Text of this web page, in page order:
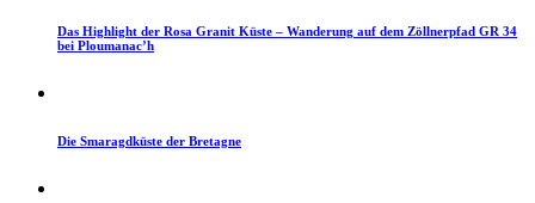
Das Highlight der Rosa Granit Küste – Wanderung auf dem Zöllnerpfad GR 34
bei Ploumanac’h
Die Smaragdküste der Bretagne